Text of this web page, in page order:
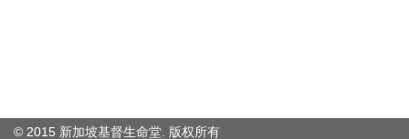
© 2015 新加坡基督生命堂. 版权所有